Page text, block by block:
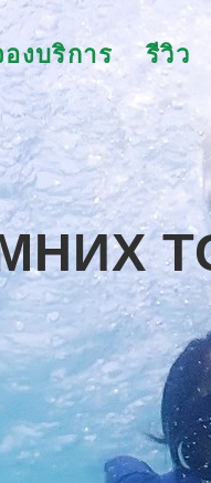
องบริการ รีวิว